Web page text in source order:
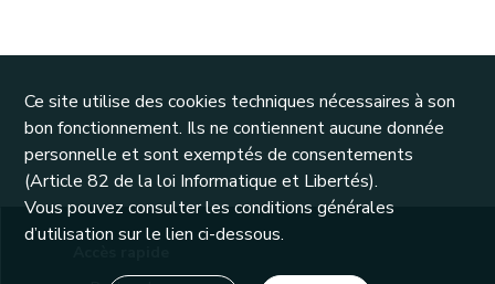
Ce site utilise des cookies techniques nécessaires à son
bon fonctionnement. Ils ne contiennent aucune donnée
personnelle et sont exemptés de consentements
(Article 82 de la loi Informatique et Libertés).
Vous pouvez consulter les conditions générales
d’utilisation sur le lien ci-dessous.